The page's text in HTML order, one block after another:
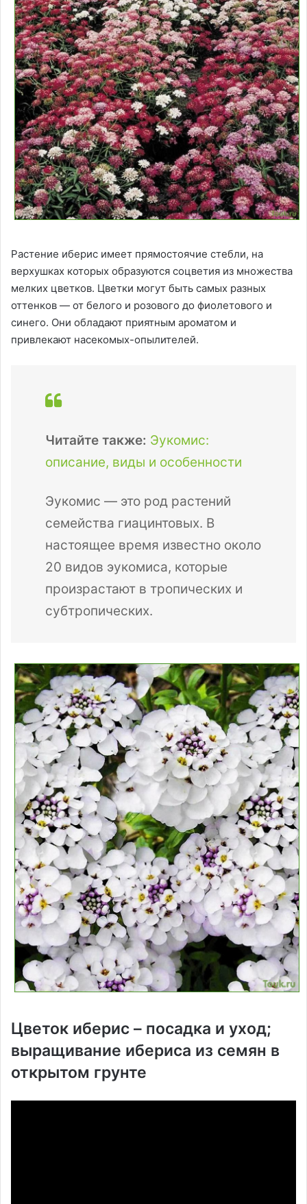
Растение иберис имеет прямостоячие стебли, на
верхушках которых образуются соцветия из множества
мелких цветков. Цветки могут быть самых разных
оттенков — от белого и розового до фиолетового и
синего. Они обладают приятным ароматом и
привлекают насекомых-опылителей.
Читайте также: Эукомис:
описание, виды и особенности
Эукомис — это род растений
семейства гиацинтовых. В
настоящее время известно около
20 видов эукомиса, которые
произрастают в тропических и
субтропических.
Цветок иберис – посадка и уход;
выращивание ибериса из семян в
открытом грунте